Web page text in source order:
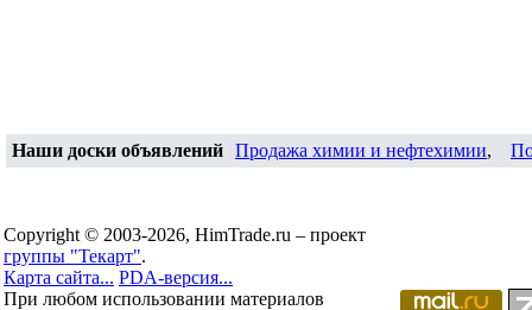
Наши доски объявлений Продажа химии и нефтехимии,
Copyright © 2003-2026, HimTrade.ru – проект
группы "Текарт".
Карта сайта... PDA-версия...
При любом использовании материалов